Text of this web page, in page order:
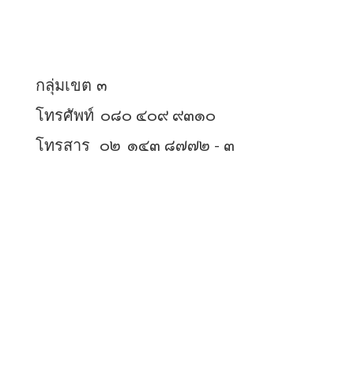
กลุ่มเขต ๓
โทรศัพท์ ๐๘๐ ๔๐๙ ๙๓๑๐
โทรสาร ๐๒ ๑๔๓ ๘๗๗๒ - ๓